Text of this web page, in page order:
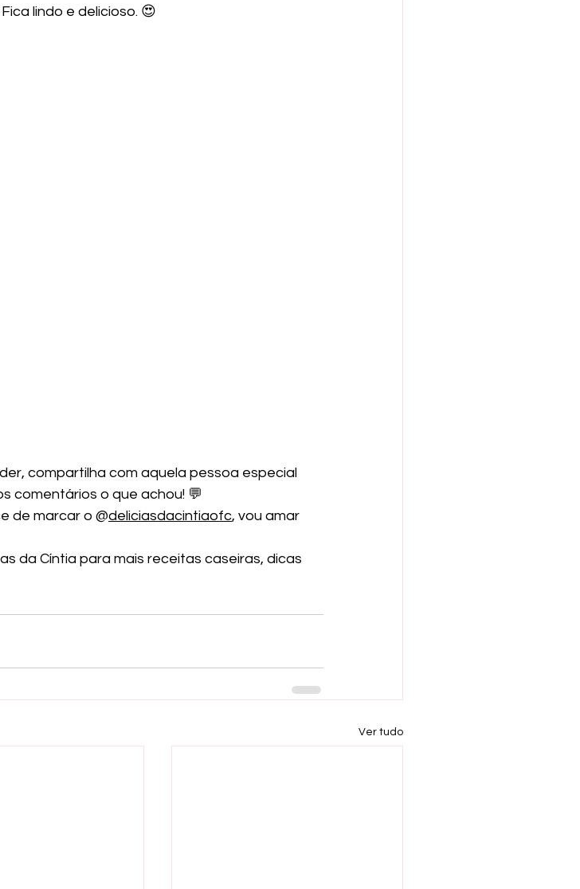
lindo e delicioso. 😍
compartilha com aquela pessoa especial
comentários o que achou! 💬
de marcar o @deliciasdacintiaofc, vou amar
da Cíntia para mais receitas caseiras, dicas
Ver tudo